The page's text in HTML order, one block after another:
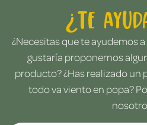
¿Te
¿Necesitas que te ayudemos
gustaría proponernos
producto? ¿Has realizado un
todo va viento en popa?